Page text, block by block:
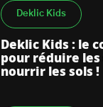
Deklic Kids
Deklic Kids : le
pour réduire
nourrir les sols !